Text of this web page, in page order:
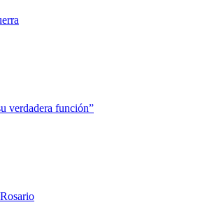
verdadera función”